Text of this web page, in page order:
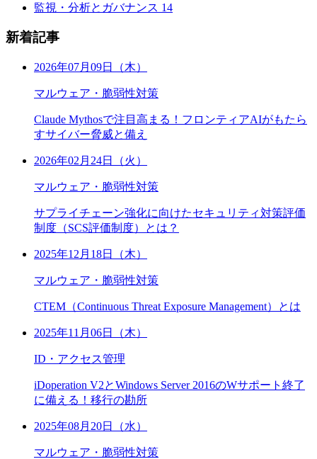
監視・分析とガバナンス 14
新着記事
2026年07月09日（木）
マルウェア・脆弱性対策
Claude Mythosで注目高まる！フロンティアAIがもたら
すサイバー脅威と備え
2026年02月24日（火）
マルウェア・脆弱性対策
サプライチェーン強化に向けたセキュリティ対策評価
制度（SCS評価制度）とは？
2025年12月18日（木）
マルウェア・脆弱性対策
CTEM（Continuous Threat Exposure Management）とは
2025年11月06日（木）
ID・アクセス管理
iDoperation V2とWindows Server 2016のWサポート終了
に備える！移行の勘所
2025年08月20日（水）
マルウェア・脆弱性対策